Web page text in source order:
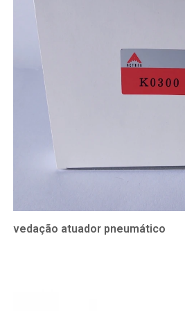
vedação atuador pneumático